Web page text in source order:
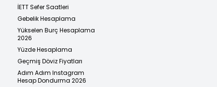
İETT Sefer Saatleri
Gebelik Hesaplama
Yükselen Burç Hesaplama
2026
Yüzde Hesaplama
Geçmiş Döviz Fiyatları
Adım Adım Instagram
Hesap Dondurma 2026